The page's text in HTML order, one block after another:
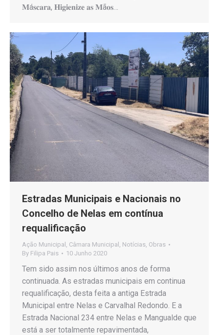
𝐌á𝐬𝐜𝐚𝐫𝐚, 𝐇𝐢𝐠𝐢𝐞𝐧𝐢𝐳𝐞 𝐚𝐬 𝐌ã𝐨𝐬…
Estradas Municipais e Nacionais no
Concelho de Nelas em contínua
requalificação
Ação Municipal Câmara Municipal Notícias Obras
By Filipa Pais 10 Junho 2020
Tem sido assim nos últimos anos de forma
continuada. As estradas municipais em continua
requalificação, desta feita a antiga Estrada
Municipal entre Nelas e Carvalhal Redondo. E a
Estrada Nacional 234 entre Nelas e Mangualde que
está a ser totalmente repavimentada,